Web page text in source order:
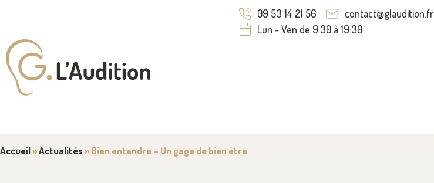
09 53 14 21 56
contact@glaudition.fr
Lun - Ven de 9:30 à 19:30
Accueil»Actualités»Bien entendre – Un gage de bien être